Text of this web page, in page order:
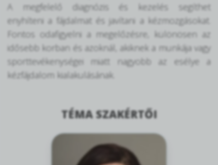
A megfelelő diagnózis és kezelés segíthet
enyhíteni a fájdalmat és javítani a kézmozgásokat.
Fontos odafigyelni a megelőzésre, különösen az
idősebb korban és azoknál, akiknek a munkája vagy
sporttevékenységei miatt nagyobb az esélye a
kézfájdalom kialakulásának.
TÉMA SZAKÉRTŐI